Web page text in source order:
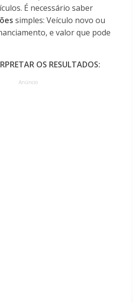
É necessário saber
simples: Veículo novo ou
e valor que pode
OS RESULTADOS:
Anúncio